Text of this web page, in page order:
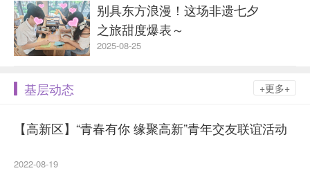
别具东方浪漫！这场非遗七夕
之旅甜度爆表～
2025-08-25
基层动态 +更多+
【高新区】“青春有你 缘聚高新”青年交友联谊活动
2022-08-19